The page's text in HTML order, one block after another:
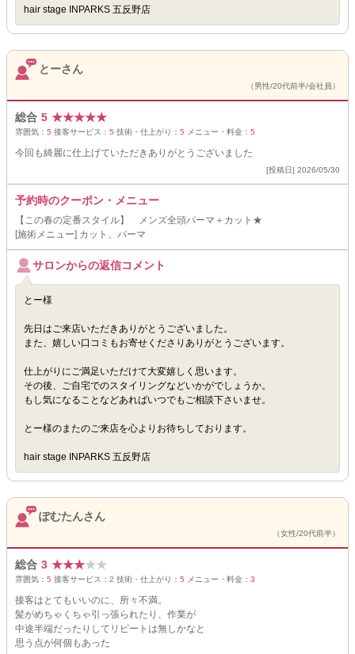
hair stage INPARKS 五反野店
とーさん
（男性/20代前半/会社員）
総合 5 ★★★★★
雰囲気： 5 接客サービス： 5 技術・仕上がり： 5 メニュー・料金： 5
今回も綺麗に仕上げていただきありがとうございました
[投稿日] 2026/05/30
予約時のクーポン・メニュー
【この春の定番スタイル】 メンズ全頭パーマ＋カット★
[施術メニュー] カット、パーマ
サロンからの返信コメント
とー様
先日はご来店いただきありがとうございました。
また、嬉しい口コミもお寄せくださりありがとうございます。
仕上がりにご満足いただけて大変嬉しく思います。
その後、ご自宅でのスタイリングなどいかがでしょうか。
もし気になることなどあればいつでもご相談下さいませ。
とー様のまたのご来店を心よりお待ちしております。
hair stage INPARKS 五反野店
ぽむたんさん
（女性/20代前半）
総合 3 ★★★★★
雰囲気： 5 接客サービス： 2 技術・仕上がり： 5 メニュー・料金： 3
接客はとてもいいのに、所々不満。
髪がめちゃくちゃ引っ張られたり、作業が
中途半端だったりしてリピートは無しかなと
思う点が何個もあった